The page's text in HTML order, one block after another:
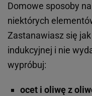
Domowe sposoby
niektórych
Zastanawiasz się
indukcyjnej i nie
wypróbuj:
ocet i oliwę z